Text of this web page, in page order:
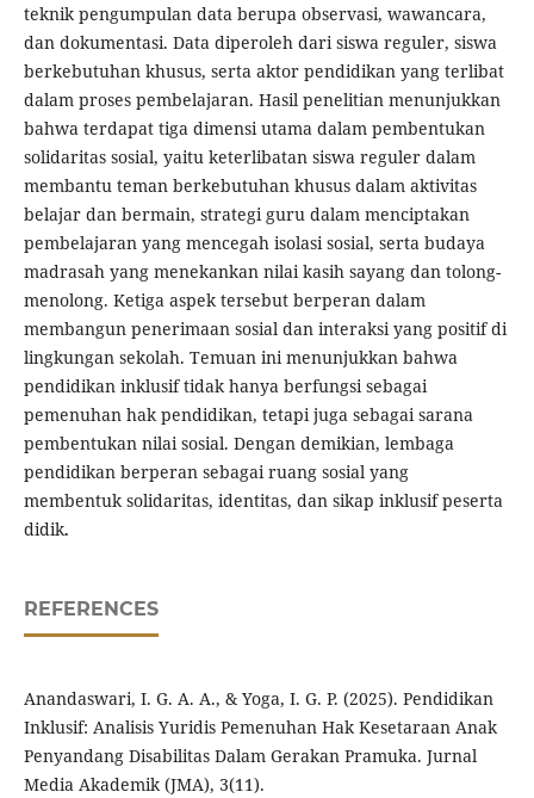
teknik pengumpulan data berupa observasi, wawancara,
dan dokumentasi. Data diperoleh dari siswa reguler, siswa
berkebutuhan khusus, serta aktor pendidikan yang terlibat
dalam proses pembelajaran. Hasil penelitian menunjukkan
bahwa terdapat tiga dimensi utama dalam pembentukan
solidaritas sosial, yaitu keterlibatan siswa reguler dalam
membantu teman berkebutuhan khusus dalam aktivitas
belajar dan bermain, strategi guru dalam menciptakan
pembelajaran yang mencegah isolasi sosial, serta budaya
madrasah yang menekankan nilai kasih sayang dan tolong-
menolong. Ketiga aspek tersebut berperan dalam
membangun penerimaan sosial dan interaksi yang positif di
lingkungan sekolah. Temuan ini menunjukkan bahwa
pendidikan inklusif tidak hanya berfungsi sebagai
pemenuhan hak pendidikan, tetapi juga sebagai sarana
pembentukan nilai sosial. Dengan demikian, lembaga
pendidikan berperan sebagai ruang sosial yang
membentuk solidaritas, identitas, dan sikap inklusif peserta
didik.
REFERENCES
Anandaswari, I. G. A. A., & Yoga, I. G. P. (2025). Pendidikan
Inklusif: Analisis Yuridis Pemenuhan Hak Kesetaraan Anak
Penyandang Disabilitas Dalam Gerakan Pramuka. Jurnal
Media Akademik (JMA), 3(11).